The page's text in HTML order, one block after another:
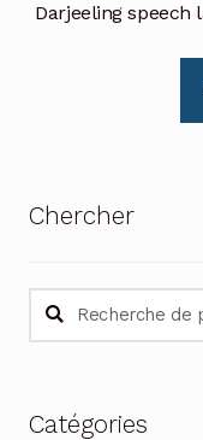
Darjeeling speech
Chercher
Recherche
pour :
Recherche
Catégories